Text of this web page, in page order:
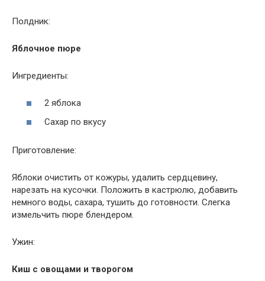
Полдник:
Яблочное пюре
Ингредиенты:
2 яблока
Сахар по вкусу
Приготовление:
Яблоки очистить от кожуры, удалить сердцевину,
нарезать на кусочки. Положить в кастрюлю, добавить
немного воды, сахара, тушить до готовности. Слегка
измельчить пюре блендером.
Ужин:
Киш с овощами и творогом